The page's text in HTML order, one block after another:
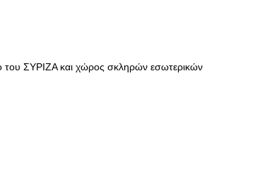
ΣΥΡΙΖΑ και χώρος σκληρών εσωτερικών